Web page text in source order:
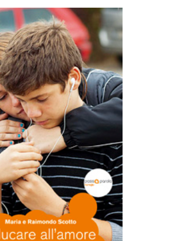
AGGIUNGI AL CARRELLO